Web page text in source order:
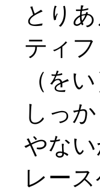
とり
ティ
（をい
しっ
やな
レー